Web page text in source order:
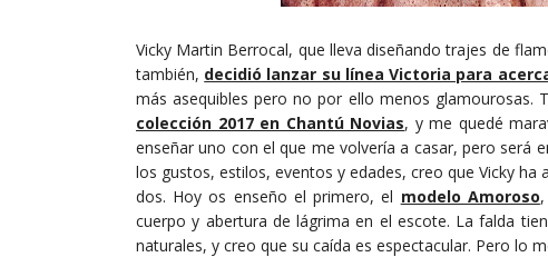
Vicky Martin Berrocal, que lleva diseñando trajes de
también, decidió lanzar su línea Victoria para
más asequibles pero no por ello menos glamourosas.
colección 2017 en Chantú Novias, y me quedé
enseñar uno con el que me volvería a casar, pero
los gustos, estilos, eventos y edades, creo que Vicky
dos. Hoy os enseño el primero, el modelo Amoroso
cuerpo y abertura de lágrima en el escote. La falda
naturales, y creo que su caída es espectacular. Pero lo